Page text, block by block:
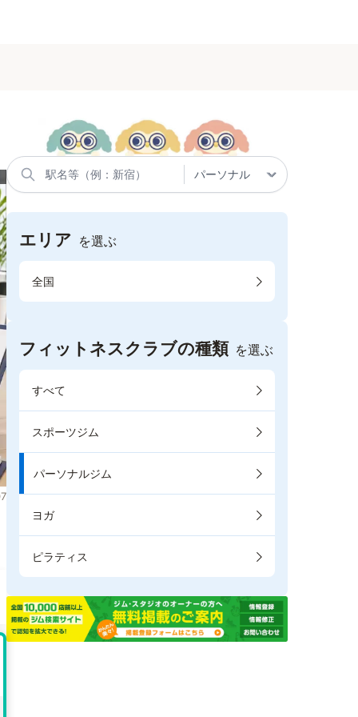
エリア を選ぶ
全国
フィットネスクラブの種類 を選ぶ
すべて
スポーツジム
パーソナルジム
ヨガ
ピラティス